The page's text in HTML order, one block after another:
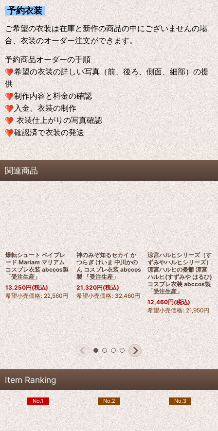
予約衣装
ご希望の衣装は在庫と新作の商品の中にございませんの場
合、衣装のオーダー注文ができます。
予約商品オーダーの手順
希望の衣装の詳しい写真（前、後ろ、側面、細部）の提
供
制作内容と料金の確認
入金、衣装の制作
衣装仕上がりの写真確認
確認済で衣装の発送
関連商品
爆転シュート ベイブレ
ード Mariam マリアム
コスプレ衣装 abccos製
「受注生産」
13,250円(税込)
希望小売価格: 22,560円
神のみぞ知るセカイ か
つらぎ けいま 中川かの
ん コスプレ衣装 abccos
製 「受注生産」
21,320円(税込)
希望小売価格: 32,460円
涼宮ハルヒシリーズ（す
ずみやハルヒシリーズ）
涼宮ハルヒの憂鬱 涼宮
ハルヒ(すずみや はるひ)
コスプレ衣装 abccos製
「受注生産」
12,460円(税込)
希望小売価格: 21,950円
Item Ranking
No.1 No.2 No.3